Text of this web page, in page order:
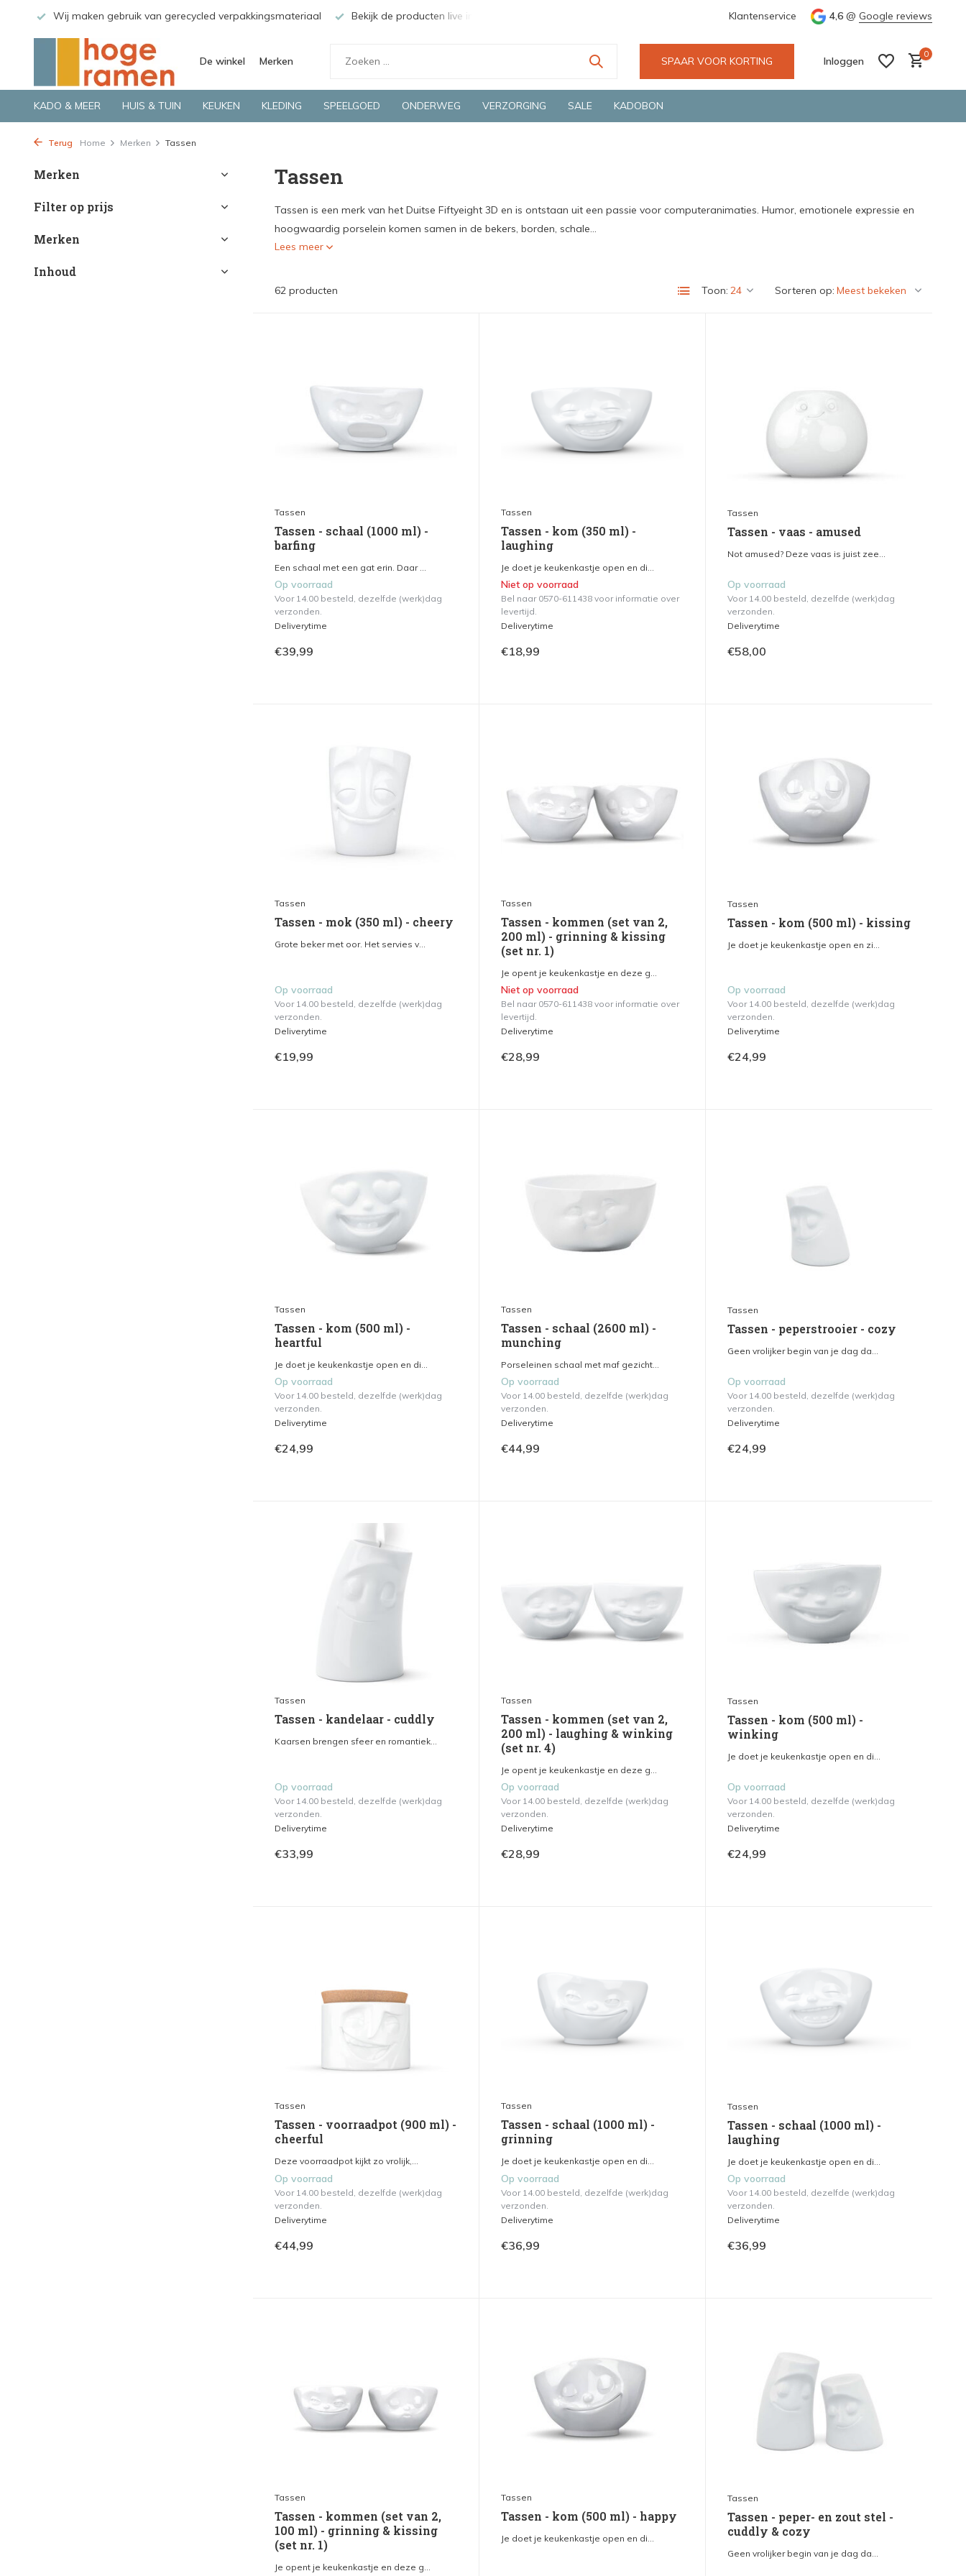
Wij maken gebruik van gerecycled verpakkingsmateriaal Bekijk de producten live in onze winkel in Deventer Groene en snelle bezorging door o.a. Fietskoerier en GLS. Wij
Klantenservice 4,6 @ Google reviews
De winkel Merken SPAAR VOOR KORTING Inloggen
0
KADO & MEER HUIS & TUIN KEUKEN KLEDING SPEELGOED ONDERWEG VERZORGING SALE KADOBON
Terug Home Merken Tassen
Merken
Filter op prijs
Merken
Inhoud
Tassen
Tassen is een merk van het Duitse Fiftyeight 3D en is ontstaan uit een passie voor computeranimaties. Humor, emotionele expressie en
hoogwaardig porselein komen samen in de bekers, borden, schale...
Lees meer
62 producten Toon: Sorteren op:
Tassen
Tassen - schaal (1000 ml) -
barfing
Een schaal met een gat erin. Daar ...
Op voorraad
Voor 14.00 besteld, dezelfde (werk)dag
verzonden.
Deliverytime
€39,99
Tassen
Tassen - kom (350 ml) -
laughing
Je doet je keukenkastje open en di...
Niet op voorraad
Bel naar 0570-611438 voor informatie over
levertijd.
Deliverytime
€18,99
Tassen
Tassen - vaas - amused
Not amused? Deze vaas is juist zee...
Op voorraad
Voor 14.00 besteld, dezelfde (werk)dag
verzonden.
Deliverytime
€58,00
Tassen
Tassen - mok (350 ml) - cheery
Grote beker met oor. Het servies v...
Op voorraad
Voor 14.00 besteld, dezelfde (werk)dag
verzonden.
Deliverytime
€19,99
Tassen
Tassen - kommen (set van 2,
200 ml) - grinning & kissing
(set nr. 1)
Je opent je keukenkastje en deze g...
Niet op voorraad
Bel naar 0570-611438 voor informatie over
levertijd.
Deliverytime
€28,99
Tassen
Tassen - kom (500 ml) - kissing
Je doet je keukenkastje open en zi...
Op voorraad
Voor 14.00 besteld, dezelfde (werk)dag
verzonden.
Deliverytime
€24,99
Tassen
Tassen - kom (500 ml) -
heartful
Je doet je keukenkastje open en di...
Op voorraad
Voor 14.00 besteld, dezelfde (werk)dag
verzonden.
Deliverytime
€24,99
Tassen
Tassen - schaal (2600 ml) -
munching
Porseleinen schaal met maf gezicht...
Op voorraad
Voor 14.00 besteld, dezelfde (werk)dag
verzonden.
Deliverytime
€44,99
Tassen
Tassen - peperstrooier - cozy
Geen vrolijker begin van je dag da...
Op voorraad
Voor 14.00 besteld, dezelfde (werk)dag
verzonden.
Deliverytime
€24,99
Tassen
Tassen - kandelaar - cuddly
Kaarsen brengen sfeer en romantiek...
Op voorraad
Voor 14.00 besteld, dezelfde (werk)dag
verzonden.
Deliverytime
€33,99
Tassen
Tassen - kommen (set van 2,
200 ml) - laughing & winking
(set nr. 4)
Je opent je keukenkastje en deze g...
Op voorraad
Voor 14.00 besteld, dezelfde (werk)dag
verzonden.
Deliverytime
€28,99
Tassen
Tassen - kom (500 ml) -
winking
Je doet je keukenkastje open en di...
Op voorraad
Voor 14.00 besteld, dezelfde (werk)dag
verzonden.
Deliverytime
€24,99
Tassen
Tassen - voorraadpot (900 ml) -
cheerful
Deze voorraadpot kijkt zo vrolijk,...
Op voorraad
Voor 14.00 besteld, dezelfde (werk)dag
verzonden.
Deliverytime
€44,99
Tassen
Tassen - schaal (1000 ml) -
grinning
Je doet je keukenkastje open en di...
Op voorraad
Voor 14.00 besteld, dezelfde (werk)dag
verzonden.
Deliverytime
€36,99
Tassen
Tassen - schaal (1000 ml) -
laughing
Je doet je keukenkastje open en di...
Op voorraad
Voor 14.00 besteld, dezelfde (werk)dag
verzonden.
Deliverytime
€36,99
Tassen
Tassen - kommen (set van 2,
100 ml) - grinning & kissing
(set nr. 1)
Je opent je keukenkastje en deze g...
Tassen
Tassen - kom (500 ml) - happy
Je doet je keukenkastje open en di...
Tassen
Tassen - peper- en zout stel -
cuddly & cozy
Geen vrolijker begin van je dag da...